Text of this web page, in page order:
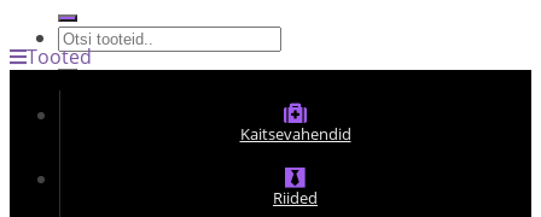
Otsi:
Tooted
Kaitsevahendid
Riided